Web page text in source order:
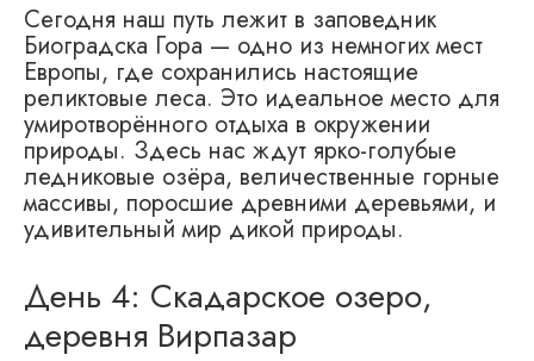
Сегодня наш путь лежит в заповедник
Биоградска Гора — одно из немногих мест
Европы, где сохранились настоящие
реликтовые леса. Это идеальное место для
умиротворённого отдыха в окружении
природы. Здесь нас ждут ярко-голубые
ледниковые озёра, величественные горные
массивы, поросшие древними деревьями, и
удивительный мир дикой природы.
День 4: Скадарское озеро,
деревня Вирпазар